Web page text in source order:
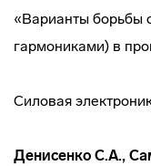
«Варианты борьбы
гармониками) в
Силовая
Денисенко С.А.,